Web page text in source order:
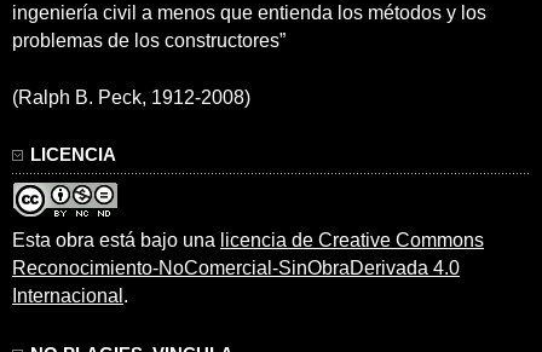
ingeniería civil a menos que entienda los métodos y los
problemas de los constructores”
(Ralph B. Peck, 1912-2008)
LICENCIA
Esta obra está bajo una licencia de Creative Commons
Reconocimiento-NoComercial-SinObraDerivada 4.0
Internacional .